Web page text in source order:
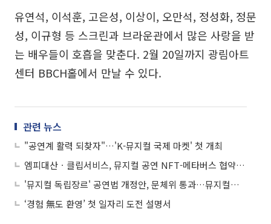
유연석, 이석훈, 고은성, 이상이, 오만석, 정성화, 정문
성, 이규형 등 스크린과 브라운관에서 많은 사랑을 받
는 배우들이 호흡을 맞춘다. 2월 20일까지 광림아트
센터 BBCH홀에서 만날 수 있다.
관련 뉴스
"공연계 활력 되찾자"…'K-뮤지컬 국제 마켓' 첫 개최
엠피대산ㆍ클립서비스, 뮤지컬 공연 NFT-메타버스 협약 체결
'뮤지컬 독립장르' 공연법 개정안, 문체위 통과…뮤지컬계 "환영"
‘경험 無도 환영’ 첫 일자리 도전 설명서